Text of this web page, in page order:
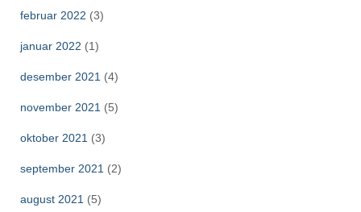
februar 2022 (3)
januar 2022 (1)
desember 2021 (4)
november 2021 (5)
oktober 2021 (3)
september 2021 (2)
august 2021 (5)